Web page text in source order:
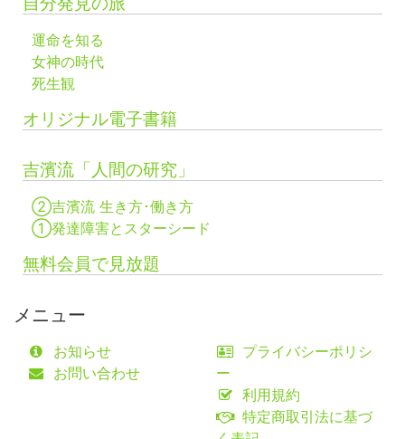
運命を知る
女神の時代
死生観
オリジナル電子書籍
吉濱流「人間の研究」
②吉濱流 生き方･働き方
①発達障害とスターシード
無料会員で見放題
メニュー
お知らせ
お問い合わせ
プライバシーポリシ
ー
利用規約
特定商取引法に基づ